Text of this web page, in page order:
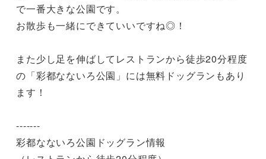
で一番大きな公園です。
お散歩も一緒にできていいですね◎！
また少し足を伸ばしてレストランから徒歩20分程度
の「彩都なないろ公園」には無料ドッグランもあり
ます！
-------
彩都なないろ公園ドッグラン情報